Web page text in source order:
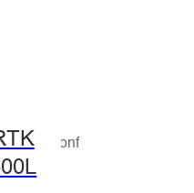
uma conferência e uma